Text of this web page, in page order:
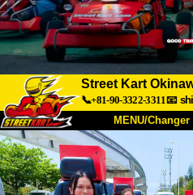
Street Kart
📞+81-90-3322-3311📧
MENU/
À Propos